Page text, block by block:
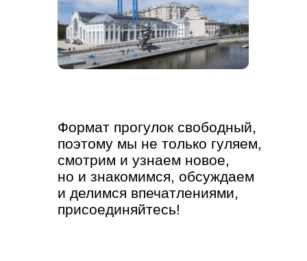
Формат прогулок свободный,
поэтому мы не только гуляем,
смотрим и узнаем новое,
но и знакомимся, обсуждаем
и делимся впечатлениями,
присоединяйтесь!